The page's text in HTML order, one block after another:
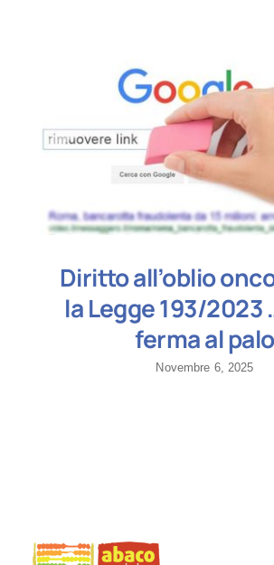
Diritto all’oblio
la Legge 193/2023
ferma al palo
Novembre 6, 2025